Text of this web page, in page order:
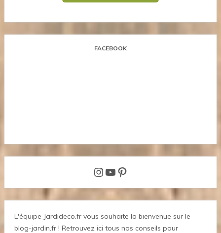
FACEBOOK
Instagram
YouTube
Pinterest
L'équipe Jardideco.fr vous souhaite la bienvenue sur le
blog-jardin.fr ! Retrouvez ici tous nos conseils pour